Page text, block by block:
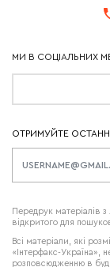
ОТРИМУЙТЕ
Передрук матеріалів
відкритого для
Всі матеріали, які
«Інтерфакс-Україна»,
розповсюдженню в